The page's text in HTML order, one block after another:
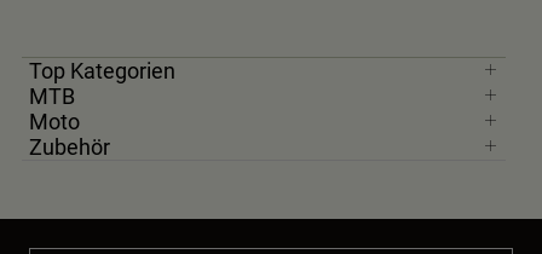
Top Kategorien
MTB
Moto
Zubehör